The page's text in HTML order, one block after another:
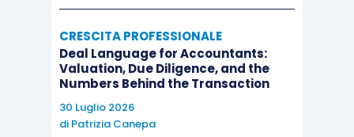
CRESCITA PROFESSIONALE
Deal Language for Accountants:
Valuation, Due Diligence, and the
Numbers Behind the Transaction
30 Luglio 2026
di Patrizia Canepa